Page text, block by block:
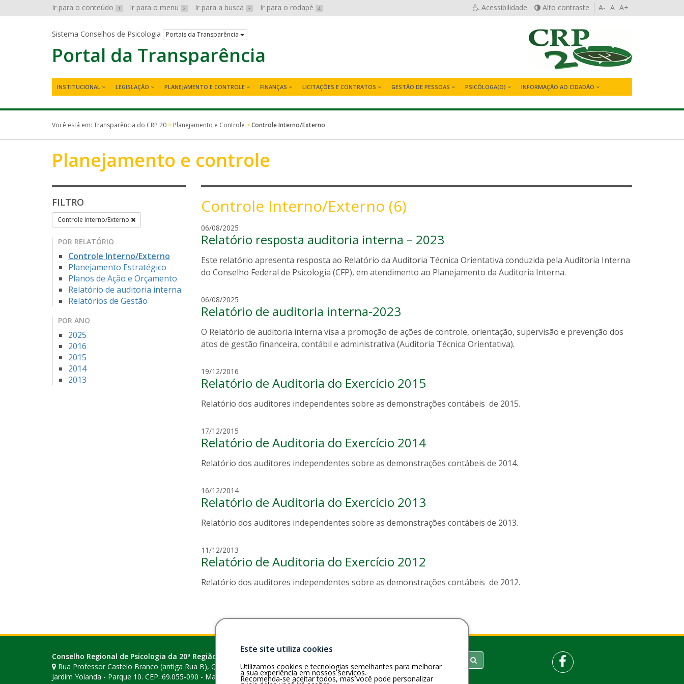
Ir para o conteúdo 1 Ir para o menu 2 Ir para a busca 3 Ir para o rodapé 4 Acessibilidade Alto contraste A- A A+
Sistema Conselhos de Psicologia Portais da Transparência
Portal da Transparência
INSTITUCIONAL LEGISLAÇÃO PLANEJAMENTO E CONTROLE FINANÇAS LICITAÇÕES E CONTRATOS GESTÃO DE PESSOAS PSICÓLOGA(O) INFORMAÇÃO AO CIDADÃO
Você está em: Transparência do CRP 20 > Planejamento e Controle >Controle Interno/Externo
Planejamento e controle
FILTRO
Controle Interno/Externo
POR RELATÓRIO
Controle Interno/Externo
Planejamento Estratégico
Planos de Ação e Orçamento
Relatório de auditoria interna
Relatórios de Gestão
POR ANO
2025
2016
2015
2014
2013
Controle Interno/Externo (6)
06/08/2025m
a
i
a
r
e
z
b
a
n
a
Relatório resposta auditoria interna – 2023
Este relatório apresenta resposta ao Relatório da Auditoria Técnica Orientativa conduzida pela Auditoria Interna
do Conselho Federal de Psicologia (CFP), em atendimento ao Planejamento da Auditoria Interna.
06/08/2025m
a
i
a
r
e
z
r
a
d
o
Relatório de auditoria interna-2023
O Relatório de auditoria interna visa a promoção de ações de controle, orientação, supervisão e prevenção dos
atos de gestão financeira, contábil e administrativa (Auditoria Técnica Orientativa).
19/12/2016m
a
r
v
e
i
Relatório de Auditoria do Exercício 2015
Relatório dos auditores independentes sobre as demonstrações contábeis de 2015.
17/12/2015m
a
r
v
e
i
Relatório de Auditoria do Exercício 2014
Relatório dos auditores independentes sobre as demonstrações contábeis de 2014.
16/12/2014m
a
r
v
e
i
Relatório de Auditoria do Exercício 2013
Relatório dos auditores independentes sobre as demonstrações contábeis de 2013.
11/12/2013m
a
r
i
r
Relatório de Auditoria do Exercício 2012
Relatório dos auditores independentes sobre as demonstrações contábeis de 2012.
Conselho Regional de Psicologia da 20ª Região (AM e RR)
Rua Professor Castelo Branco (antiga Rua B), Quadra 5, Casa 01, Cj.
Jardim Yolanda - Parque 10. CEP: 69.055-090 - Manaus/AM
Este site utiliza cookies
Utilizamos cookies e tecnologias semelhantes para melhorar
a sua experiência em nossos serviços.
Recomenda-se aceitar todos, mas você pode personalizar